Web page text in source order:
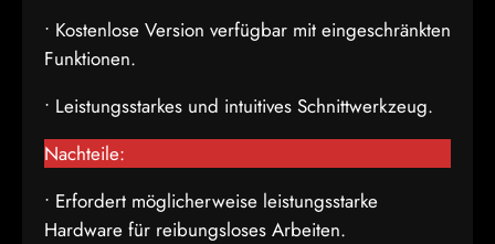
• Kostenlose Version verfügbar mit eingeschränkten
Funktionen.
• Leistungsstarkes und intuitives Schnittwerkzeug.
Nachteile:
• Erfordert möglicherweise leistungsstarke
Hardware für reibungsloses Arbeiten.